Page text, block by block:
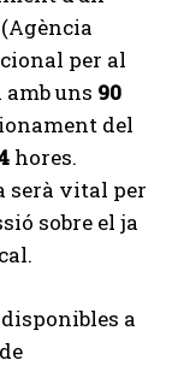
(Agència
per al
uns 90
del
hores.
serà vital per
sobre el ja
a